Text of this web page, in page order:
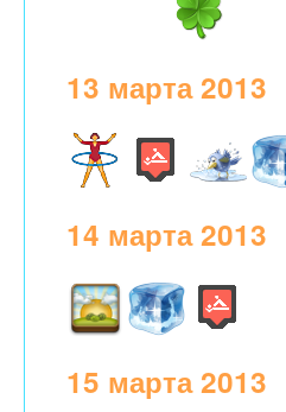
13 марта 2013
14 марта 2013
15 марта 2013